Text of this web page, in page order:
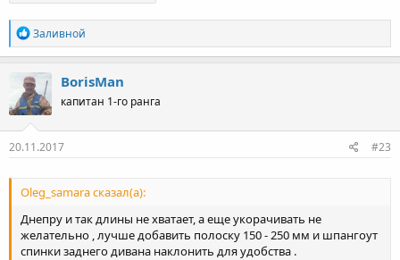
Р
е
а
к
ц
и
и
:
Заливной
BorisMan
капитан 1-го ранга
20.11.2017 #23
Oleg_samara сказал(а):
Днепру и так длины не хватает, а еще укорачивать не
желательно , лучше добавить полоску 150 - 250 мм и шпангоут
спинки заднего дивана наклонить для удобства .